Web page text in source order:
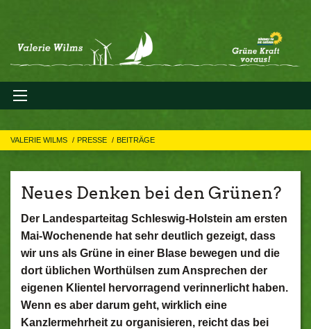
VALERIE WILMS PRESSE BEITRÄGE
Neues Denken bei den Grünen?
Der Landesparteitag Schleswig-Holstein am ersten
Mai-Wochenende hat sehr deutlich gezeigt, dass
wir uns als Grüne in einer Blase bewegen und die
dort üblichen Worthülsen zum Ansprechen der
eigenen Klientel hervorragend verinnerlicht haben.
Wenn es aber darum geht, wirklich eine
Kanzlermehrheit zu organisieren, reicht das bei